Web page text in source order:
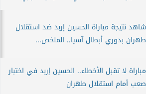
شاهد نتيجة مباراة الحسين إربد ضد استقلال
طهران بدوري أبطال آسيا.. الملخص...
مباراة لا تقبل الأخطاء.. الحسين إربد في اختبار
صعب أمام استقلال طهران